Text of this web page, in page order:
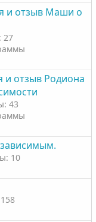
и отзыв Маши о
27
и отзыв Родиона
43
10